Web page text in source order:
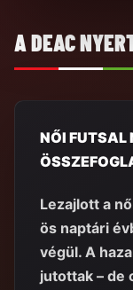
A DEAC
NŐI FUTSAL
Lezajlott a
ös naptári
végül. A
jutottak – de